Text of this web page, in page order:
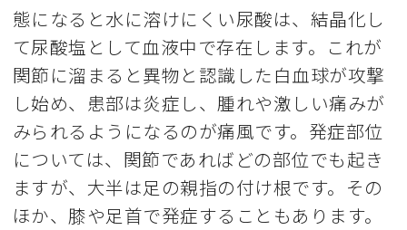
態になると水に溶けにくい尿酸は、結晶化し
て尿酸塩として血液中で存在します。これが
関節に溜まると異物と認識した白血球が攻撃
し始め、患部は炎症し、腫れや激しい痛みが
みられるようになるのが痛風です。発症部位
については、関節であればどの部位でも起き
ますが、大半は足の親指の付け根です。その
ほか、膝や足首で発症することもあります。